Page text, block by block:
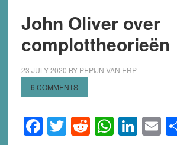
John Oliver over
complottheorieën
23 JULY 2020 BY PEPIJN VAN ERP
6 COMMENTS
Facebook
Twitter
Reddit